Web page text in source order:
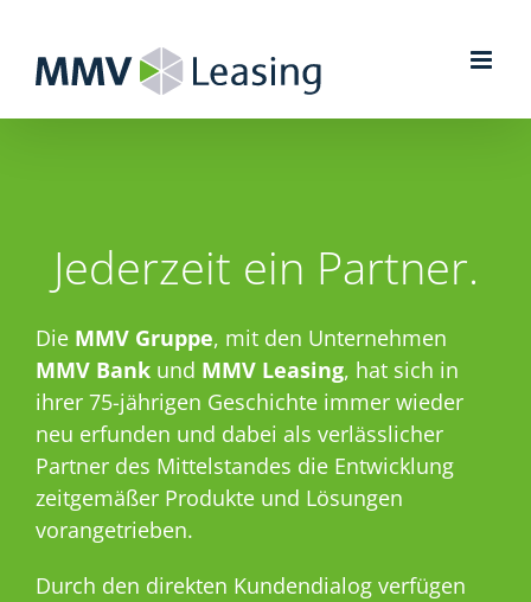
springen
Jederzeit ein Partner.
Die MMV Gruppe, mit den Unternehmen
MMV Bank und MMV Leasing, hat sich in
ihrer 75-jährigen Geschichte immer wieder
neu erfunden und dabei als verlässlicher
Partner des Mittel­standes die Entwicklung
zeitgemäßer Produkte und Lösungen
vorangetrieben.
Durch den direkten Kunden­dialog verfügen